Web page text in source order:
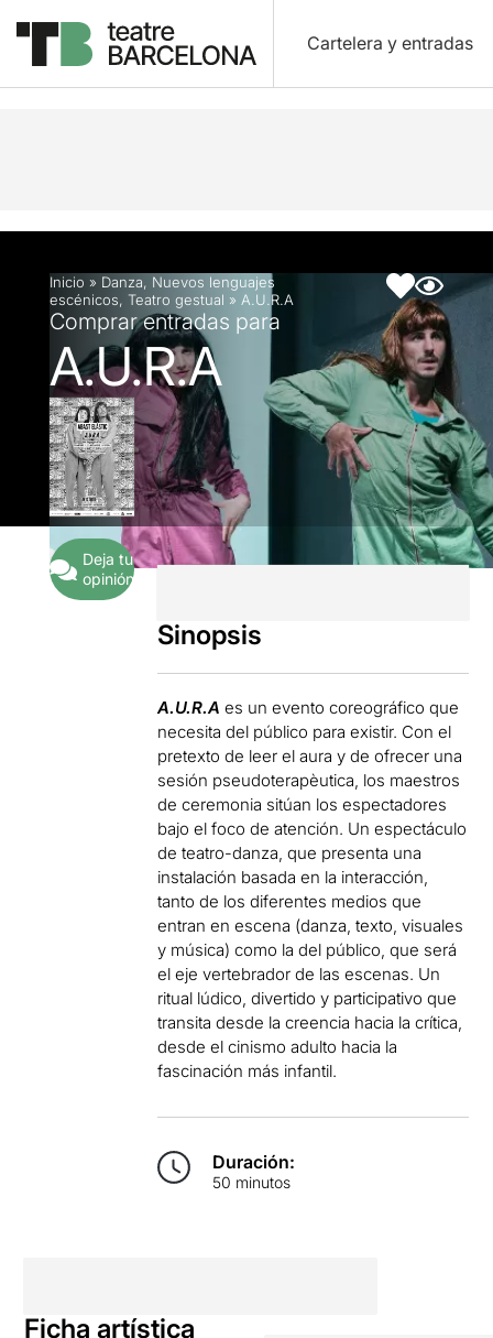
Cartelera y entradas
Descripción Ficha artística
Inicio » Danza, Nuevos lenguajes
escénicos, Teatro gestual » A.U.R.A
Comprar entradas para
A.U.R.A
Deja tu
opinión
Sinopsis
A.U.R.A es un evento coreográfico que
necesita del público para existir. Con el
pretexto de leer el aura y de ofrecer una
sesión pseudoterapèutica, los maestros
de ceremonia sitúan los espectadores
bajo el foco de atención. Un espectáculo
de teatro-danza, que presenta una
instalación basada en la interacción,
tanto de los diferentes medios que
entran en escena (danza, texto, visuales
y música) como la del público, que será
el eje vertebrador de las escenas. Un
ritual lúdico, divertido y participativo que
transita desde la creencia hacia la crítica,
desde el cinismo adulto hacia la
fascinación más infantil.
Duración:
50 minutos
Ficha artística